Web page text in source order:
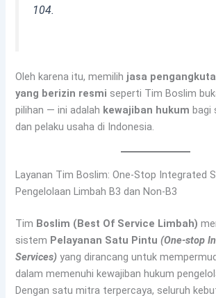
104.
Oleh karena itu, memilih jasa
yang berizin resmi seperti Tim Boslim
pilihan — ini adalah kewajiban hukum bagi
dan pelaku usaha di Indonesia.
Layanan Tim Boslim: One-Stop Integrated
Pengelolaan Limbah B3 dan Non-B3
Tim Boslim (Best Of Service Limbah)
sistem Pelayanan Satu Pintu(One-stop
Services) yang dirancang untuk
dalam memenuhi kewajiban hukum
Dengan satu mitra terpercaya, seluruh